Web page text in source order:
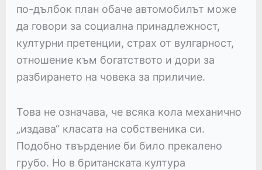
по-дълбок план обаче автомобилът може
да говори за социална принадлежност,
културни претенции, страх от вулгарност,
отношение към богатството и дори за
разбирането на човека за приличие.
Това не означава, че всяка кола механично
„издава“ класата на собственика си.
Подобно твърдение би било прекалено
грубо. Но в британската култура